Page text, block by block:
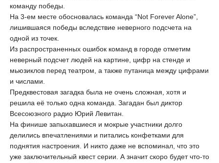
команду победы.
На 3-ем месте обосновалась команда “Not Forever Alone”,
лишившаяся победы вследствие неверного подсчета на
одной из точек.
Из распространенных ошибок команд в городе отметим
неверный подсчет людей на картине, цифр на стенде и
мьюзиклов перед театром, а также путаница между цифрами
и числами.
Предквестовая загадка была не очень сложная, хотя и
решила её только одна команда. Загадан был диктор
Всесоюзного радио Юрий Левитан.
На финише запыхавшиеся и мокрые участники долго
делились впечатлениями и питались конфетками для
поднятия настроения. И никто даже не вспоминал, что это
уже заключительный квест серии. А значит скоро будет что-то